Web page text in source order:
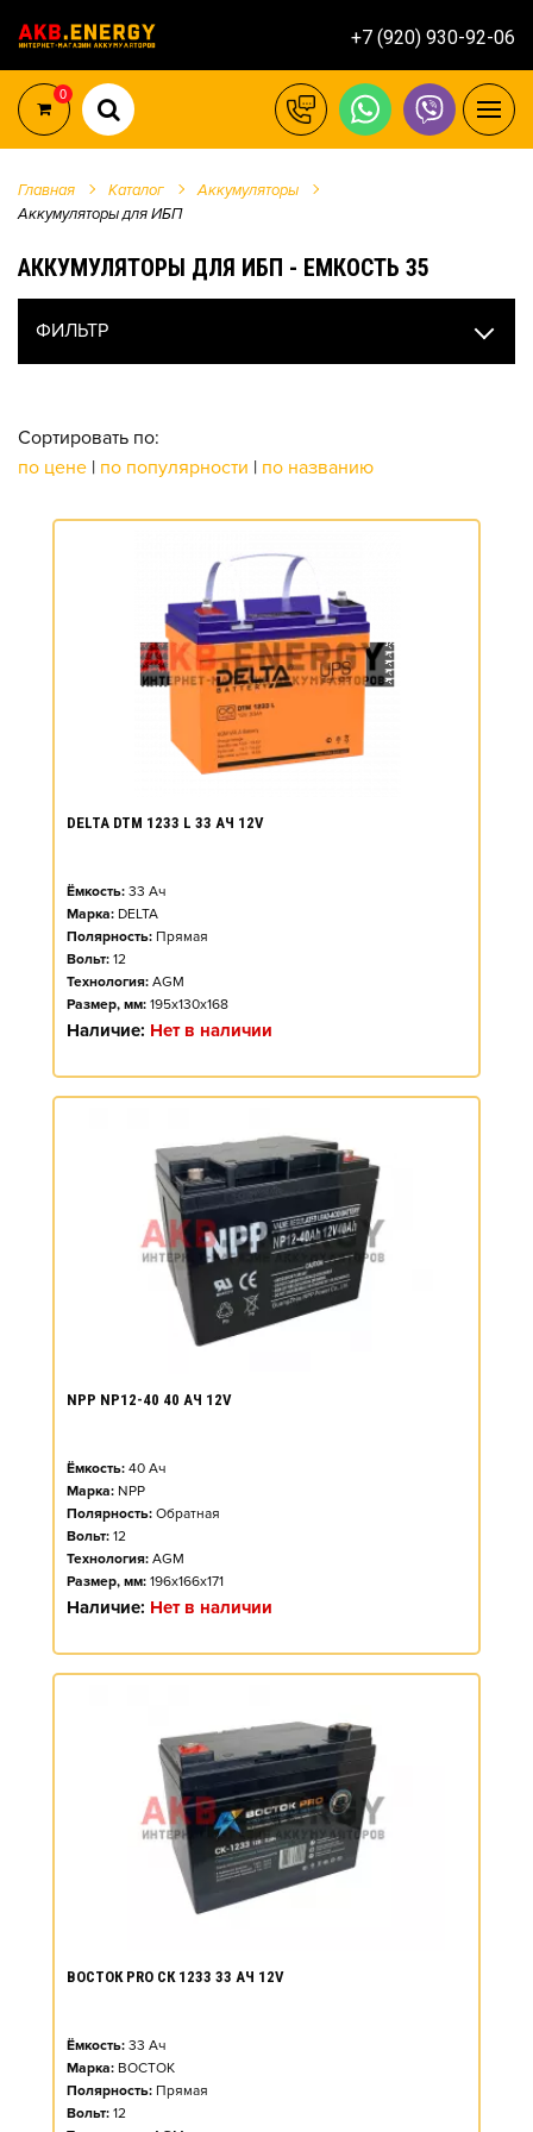
+7 (920) 930-92-06
0
Главная Каталог
Аккумуляторы
Аккумуляторы для ИБП
АККУМУЛЯТОРЫ ДЛЯ ИБП - ЕМКОСТЬ 35
ФИЛЬТР
Сортировать по:
по цене | по популярности | по названию
DELTA DTM 1233 L 33 АЧ 12V
Ёмкость: 33 Ач
Марка: DELTA
Полярность: Прямая
Вольт: 12
Технология: AGM
Размер, мм: 195x130x168
Наличие: Нет в наличии
NPP NP12-40 40 АЧ 12V
Ёмкость: 40 Ач
Марка: NPP
Полярность: Обратная
Вольт: 12
Технология: AGM
Размер, мм: 196x166x171
Наличие: Нет в наличии
ВОСТОК PRO СК 1233 33 АЧ 12V
Ёмкость: 33 Ач
Марка: ВОСТОК
Полярность: Прямая
Вольт: 12